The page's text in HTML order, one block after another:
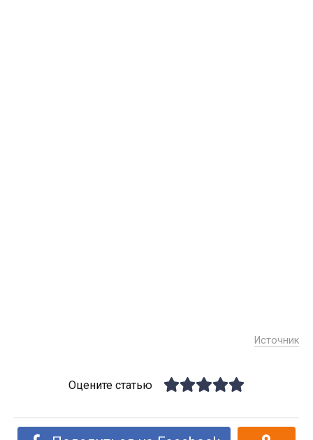
Источник
Оцените статью